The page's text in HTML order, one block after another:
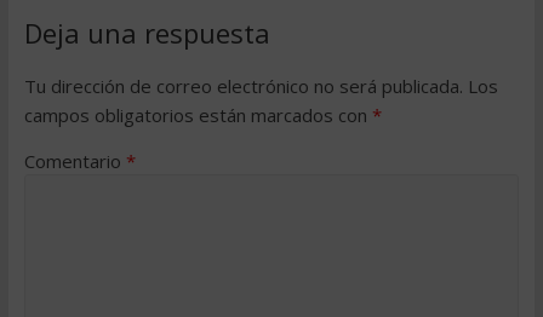
Deja una respuesta
Tu dirección de correo electrónico no será publicada. Los
campos obligatorios están marcados con *
Comentario *